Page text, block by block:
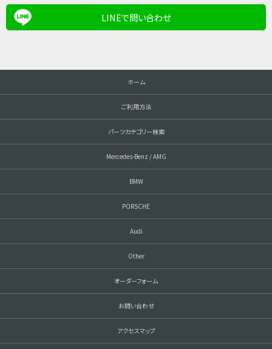
LINEで問い合わせ
ホーム
ご利用方法
パーツカテゴリー検索
Mercedes-Benz / AMG
BMW
PORSCHE
Audi
Other
オーダーフォーム
お問い合わせ
アクセスマップ